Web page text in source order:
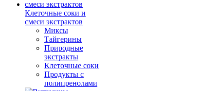
Клеточные соки и
смеси экстрактов
Миксы
Тайгерины
Природные
экстракты
Клеточные соки
Продукты с
полипренолами